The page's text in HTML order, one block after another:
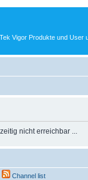
Vigor Produkte und User
nicht erreichbar ...
Channel list